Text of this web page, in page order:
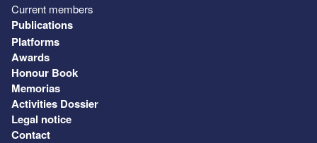
Current members
Publications
Platforms
Awards
Honour Book
Memorias
Activities Dossier
Legal notice
Contact